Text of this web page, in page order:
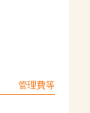
管理費等